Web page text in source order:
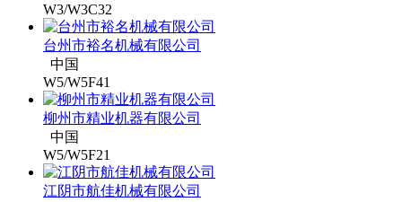
W3/W3C32
台州市裕名机械有限公司
中国
W5/W5F41
柳州市精业机器有限公司
中国
W5/W5F21
江阴市航佳机械有限公司